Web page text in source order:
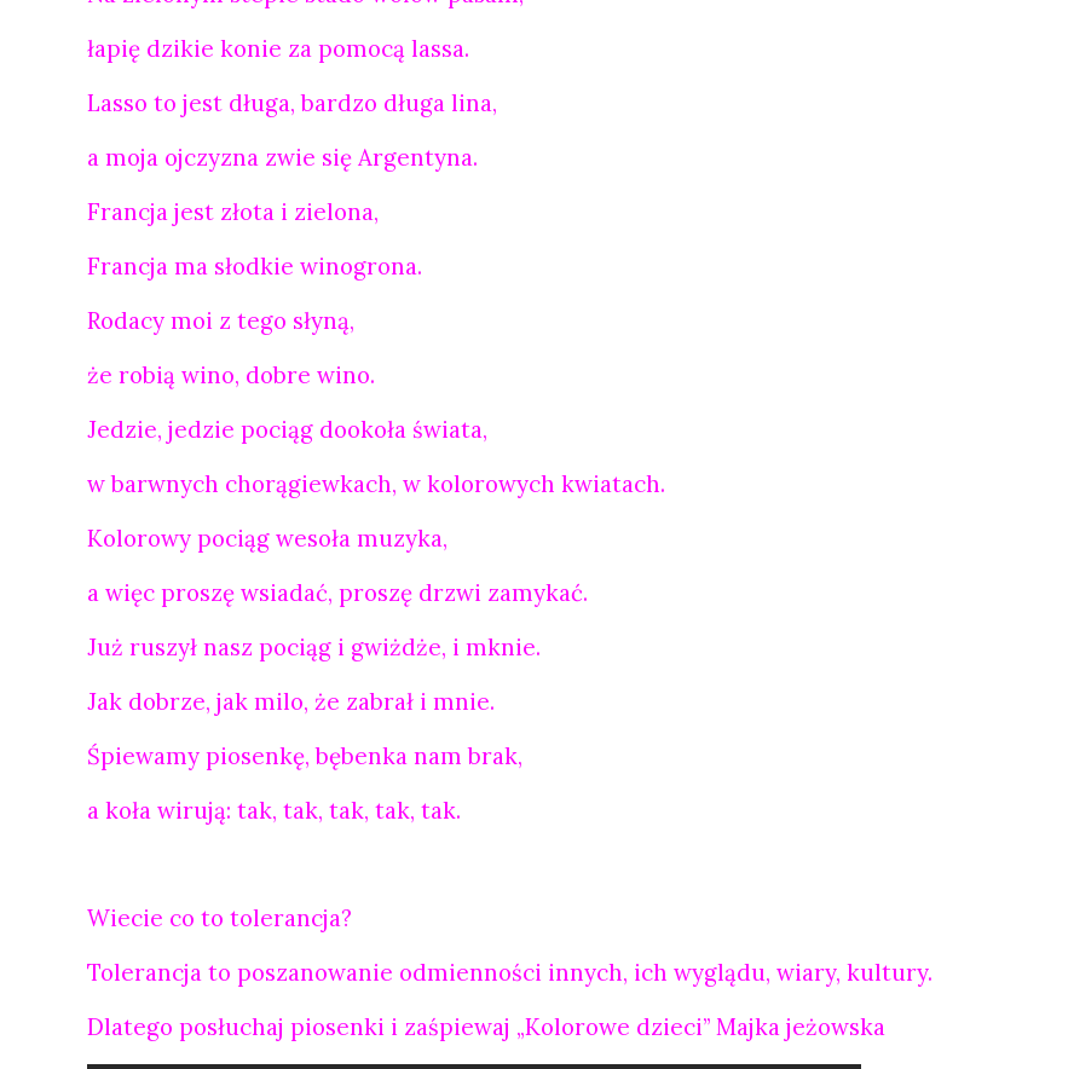
łapię dzikie konie za pomocą lassa.
Lasso to jest długa, bardzo długa lina,
a moja ojczyzna zwie się Argentyna.
Francja jest złota i zielona,
Francja ma słodkie winogrona.
Rodacy moi z tego słyną,
że robią wino, dobre wino.
Jedzie, jedzie pociąg dookoła świata,
w barwnych chorągiewkach, w kolorowych kwiatach.
Kolorowy pociąg wesoła muzyka,
a więc proszę wsiadać, proszę drzwi zamykać.
Już ruszył nasz pociąg i gwiżdże, i mknie.
Jak dobrze, jak milo, że zabrał i mnie.
Śpiewamy piosenkę, bębenka nam brak,
a koła wirują: tak, tak, tak, tak, tak.
Wiecie co to tolerancja?
Tolerancja to poszanowanie odmienności innych, ich wyglądu, wiary, kultury.
Dlatego posłuchaj piosenki i zaśpiewaj „Kolorowe dzieci” Majka jeżowska